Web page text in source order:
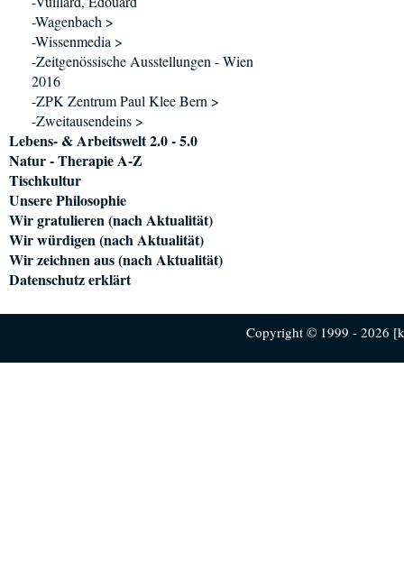
-Wagenbach >
-Wissenmedia >
-Zeitgenössische Ausstellungen - Wien
2016
-ZPK Zentrum Paul Klee Bern >
-Zweitausendeins >
Lebens- & Arbeitswelt 2.0 - 5.0
Natur - Therapie A-Z
Tischkultur
Unsere Philosophie
Wir gratulieren (nach Aktualität)
Wir würdigen (nach Aktualität)
Wir zeichnen aus (nach Aktualität)
Datenschutz erklärt
Copyright © 1999 - 2026